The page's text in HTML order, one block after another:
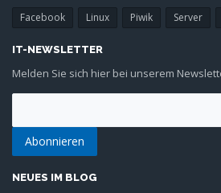
Facebook Linux Piwik Server
IT-NEWSLETTER
Melden Sie sich hier bei unserem
NEUES IM BLOG